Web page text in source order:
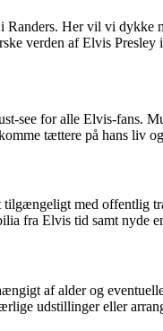
Her vil vi
verden af Elvis Presley
see for alle Elvis-fans.
tættere på hans liv
med offentlig
fra Elvis tid samt nyde
af alder og
udstillinger eller